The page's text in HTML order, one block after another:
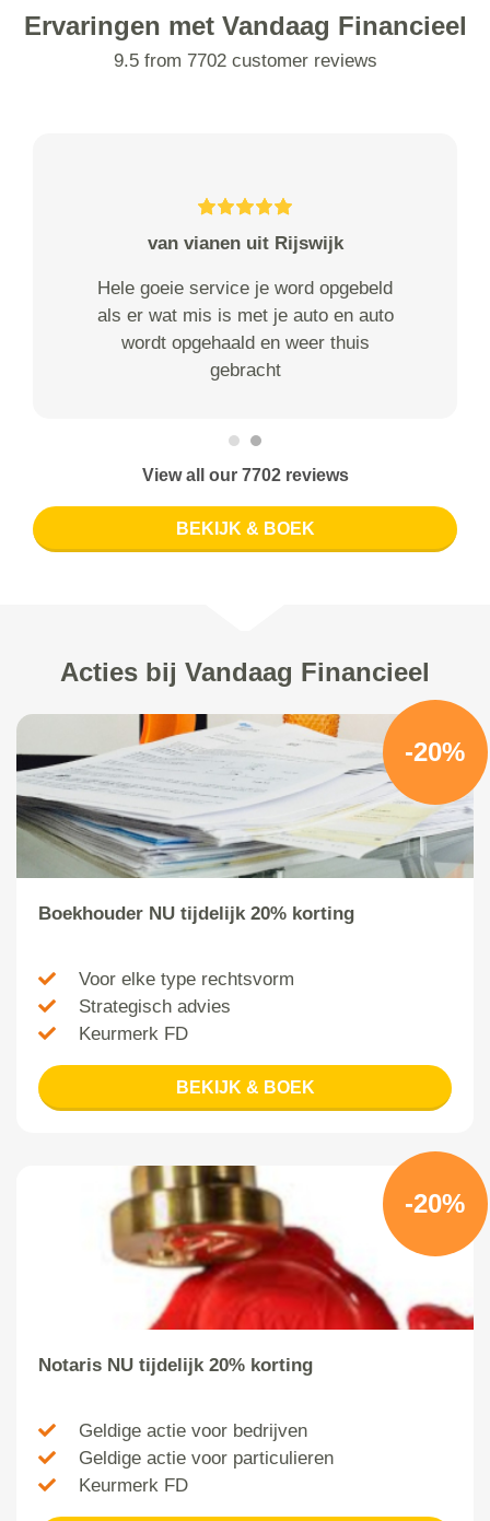
Ervaringen met Vandaag Financieel
9.5 from 7702 customer reviews
van vianen uit Rijswijk
Hele goeie service je word opgebeld
als er wat mis is met je auto en auto
wordt opgehaald en weer thuis
gebracht
View all our 7702 reviews
BEKIJK & BOEK
Acties bij Vandaag Financieel
-20%
Boekhouder NU tijdelijk 20% korting
Voor elke type rechtsvorm
Strategisch advies
Keurmerk FD
BEKIJK & BOEK
-20%
Notaris NU tijdelijk 20% korting
Geldige actie voor bedrijven
Geldige actie voor particulieren
Keurmerk FD